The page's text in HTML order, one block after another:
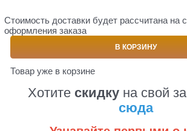
Стоимость доставки будет рассчитана на
оформления заказа
В КОРЗИНУ
Товар уже в корзине
Хотите скидку на свой
сюда